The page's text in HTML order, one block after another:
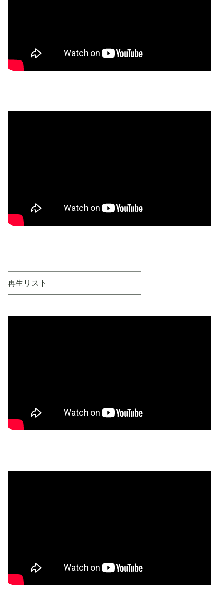
━━━━━━━━━━━━━━━━━
再生リスト
━━━━━━━━━━━━━━━━━